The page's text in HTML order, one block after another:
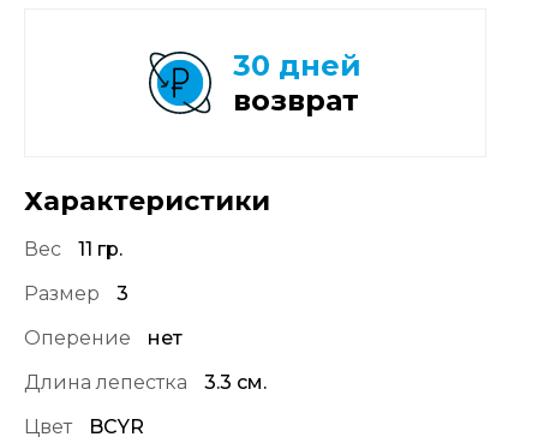
Характеристики
Вес
11 гр.
Размер
3
Оперение
нет
Длина лепестка
3.3 см.
Цвет
BCYR
30 дней
возврат